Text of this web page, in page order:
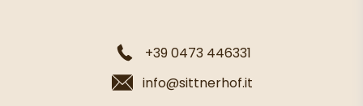
+39 0473 446331
info@sittnerhof.it